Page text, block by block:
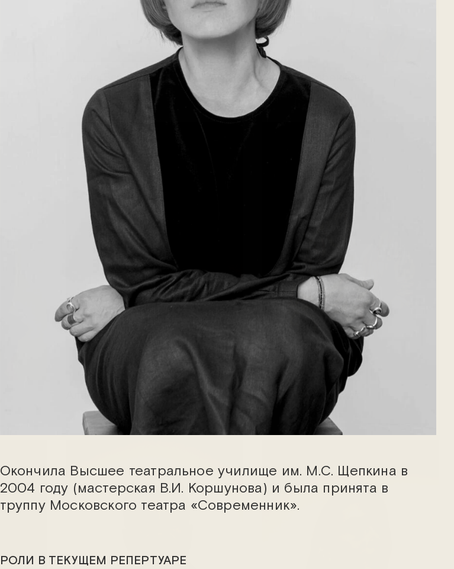
Алёна Бабенко
Георгий Богадист
Александр Берда
Татьяна Бабенкова
Окончила Высшее театральное училище им. М.С. Щепкина в
2004 году (мастерская В.И. Коршунова) и была принята в
труппу Московского театра «Современник».
РОЛИ В ТЕКУЩЕМ РЕПЕРТУАРЕ